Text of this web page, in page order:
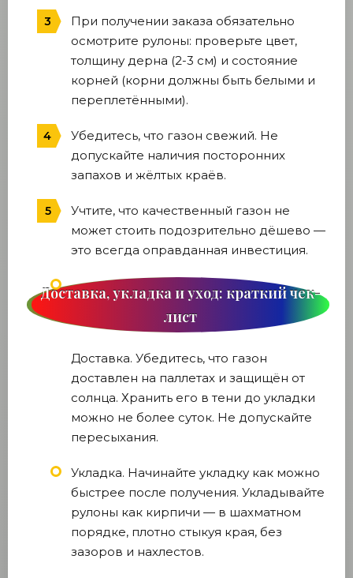
При получении заказа обязательно
осмотрите рулоны: проверьте цвет,
толщину дерна (2-3 см) и состояние
корней (корни должны быть белыми и
переплетёнными).
Убедитесь, что газон свежий. Не
допускайте наличия посторонних
запахов и жёлтых краёв.
Учтите, что качественный газон не
может стоить подозрительно дёшево —
это всегда оправданная инвестиция.
Доставка, укладка и уход: краткий чек-
лист
Доставка. Убедитесь, что газон
доставлен на паллетах и защищён от
солнца. Хранить его в тени до укладки
можно не более суток. Не допускайте
пересыхания.
Укладка. Начинайте укладку как можно
быстрее после получения. Укладывайте
рулоны как кирпичи — в шахматном
порядке, плотно стыкуя края, без
зазоров и нахлестов.